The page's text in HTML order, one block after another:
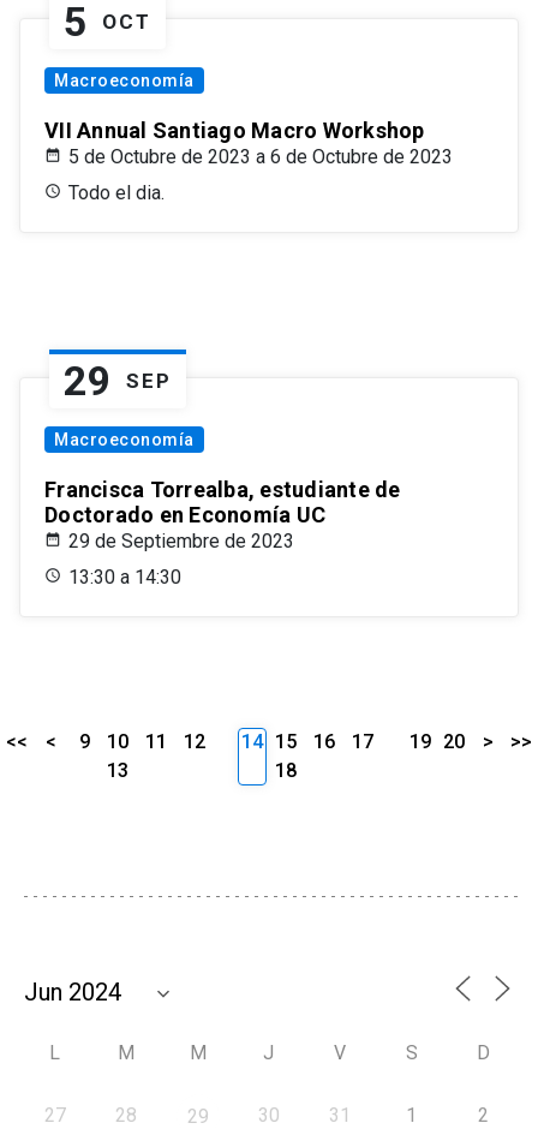
5 OCT
Macroeconomía
VII Annual Santiago Macro Workshop
5 de Octubre de 2023 a 6 de Octubre de 2023
Todo el dia.
29 SEP
Macroeconomía
Francisca Torrealba, estudiante de
Doctorado en Economía UC
29 de Septiembre de 2023
13:30 a 14:30
<< < 9 10 11
12
13
14 15 16
17
18
19 20 > >>
L M M J V S D
27 28 29 30 31 1 2